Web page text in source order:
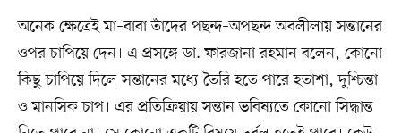
অনেক ক্ষেত্রেই মা–বাবা তাঁদের পছন্দ–অপছন্দ অবলীলায় সন্তানের
ওপর চাপিয়ে দেন। এ প্রসঙ্গে ডা. ফারজানা রহমান বলেন, কোনো
কিছু চাপিয়ে দিলে সন্তানের মধ্যে তৈরি হতে পারে হতাশা, দুশ্চিন্তা
ও মানসিক চাপ। এর প্রতিক্রিয়ায় সন্তান ভবিষ্যতে কোনো সিদ্ধান্ত